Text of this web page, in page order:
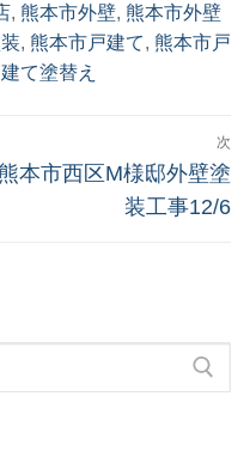
, 熊本市外壁, 熊本市外壁
, 熊本市戸建て, 熊本市戸
て塗替え
次
熊本市西区M様邸外壁塗
装工事12/6